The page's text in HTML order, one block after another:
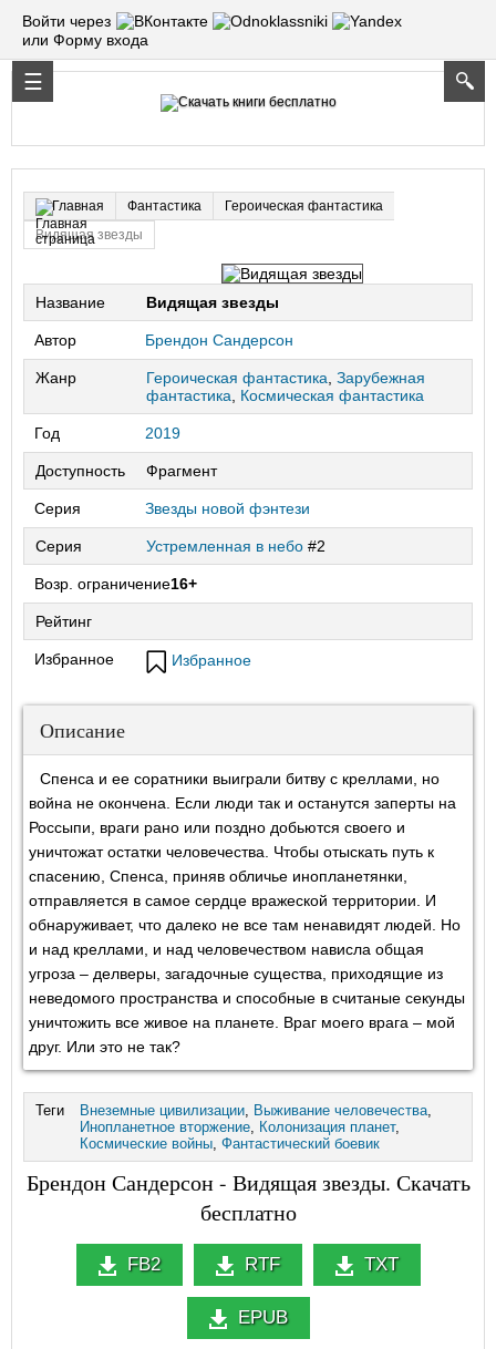
Войти через
или Форму входа
Главная Фантастика
Героическая фантастика
Видящая звезды
Название Видящая звезды
Автор Брендон Сандерсон
Жанр Героическая фантастика, Зарубежная
фантастика, Космическая фантастика
Год 2019
Доступность Фрагмент
Серия Звезды новой фэнтези
Серия Устремленная в небо #2
Возр. ограничение16+
Рейтинг
Избранное Избранное
Описание
Спенса и ее соратники выиграли битву с креллами, но
война не окончена. Если люди так и останутся заперты на
Россыпи, враги рано или поздно добьются своего и
уничтожат остатки человечества. Чтобы отыскать путь к
спасению, Спенса, приняв обличье инопланетянки,
отправляется в самое сердце вражеской территории. И
обнаруживает, что далеко не все там ненавидят людей. Но
и над креллами, и над человечеством нависла общая
угроза – делверы, загадочные существа, приходящие из
неведомого пространства и способные в считаные секунды
уничтожить все живое на планете. Враг моего врага – мой
друг. Или это не так?
Теги Внеземные цивилизации, Выживание человечества,
Инопланетное вторжение, Колонизация планет,
Космические войны, Фантастический боевик
Брендон Сандерсон - Видящая звезды. Скачать
бесплатно
FB2 RTF TXT
EPUB